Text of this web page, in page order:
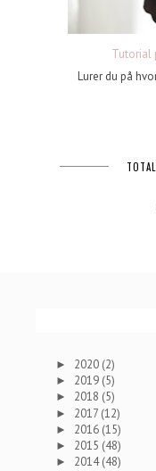
Tutorial
Lurer du på
► 2020 (2)
► 2019 (5)
► 2018 (5)
► 2017 (12)
► 2016 (15)
► 2015 (48)
► 2014(48)